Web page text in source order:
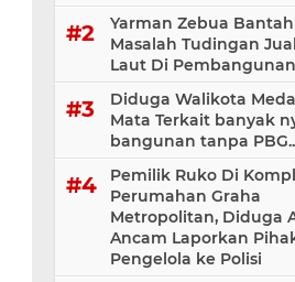
Yarman Zebua
Masalah Tudingan
Laut Di Pembangunan
Diduga Walikota
Mata Terkait banyak
bangunan tanpa PBG..
Pemilik Ruko Di
Perumahan Graha
Metropolitan, Diduga
Ancam Laporkan
Pengelola ke Polisi